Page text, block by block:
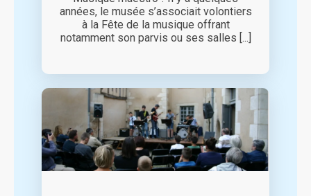
années, le musée s’associait volontiers
à la Fête de la musique offrant
notamment son parvis ou ses salles [...]